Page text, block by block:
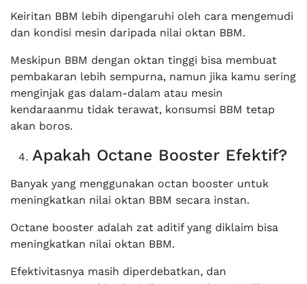
Keiritan BBM lebih dipengaruhi oleh cara mengemudi
dan kondisi mesin daripada nilai oktan BBM.
Meskipun BBM dengan oktan tinggi bisa membuat
pembakaran lebih sempurna, namun jika kamu sering
menginjak gas dalam-dalam atau mesin
kendaraanmu tidak terawat, konsumsi BBM tetap
akan boros.
Apakah Octane Booster Efektif?
Banyak yang menggunakan octan booster untuk
meningkatkan nilai oktan BBM secara instan.
Octane booster adalah zat aditif yang diklaim bisa
meningkatkan nilai oktan BBM.
Efektivitasnya masih diperdebatkan, dan